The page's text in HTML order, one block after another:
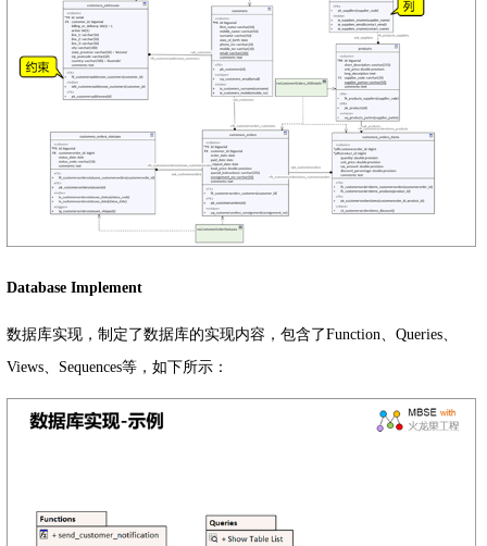
Database Implement
数据库实现，制定了数据库的实现内容，包含了Function、Queries、
Views、Sequences等，如下所示：